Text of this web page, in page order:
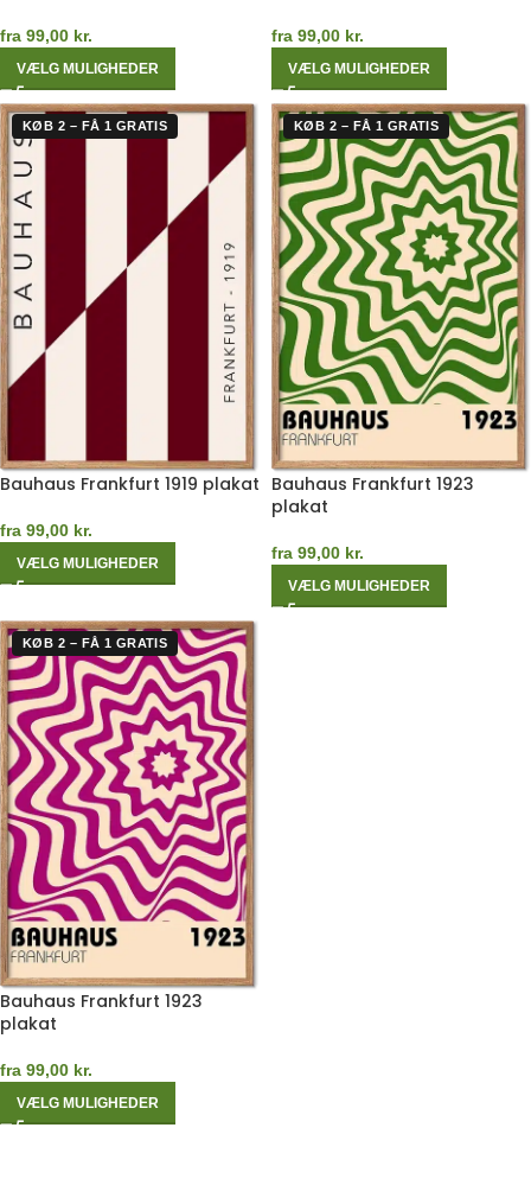
fra 99,00 kr.
VÆLG MULIGHEDER
fra 99,00 kr.
VÆLG MULIGHEDER
KØB 2 – FÅ 1 GRATIS
Bauhaus Frankfurt 1919 plakat
fra 99,00 kr.
VÆLG MULIGHEDER
KØB 2 – FÅ 1 GRATIS
Bauhaus Frankfurt 1923
plakat
fra 99,00 kr.
VÆLG MULIGHEDER
KØB 2 – FÅ 1 GRATIS
Bauhaus Frankfurt 1923
plakat
fra 99,00 kr.
VÆLG MULIGHEDER